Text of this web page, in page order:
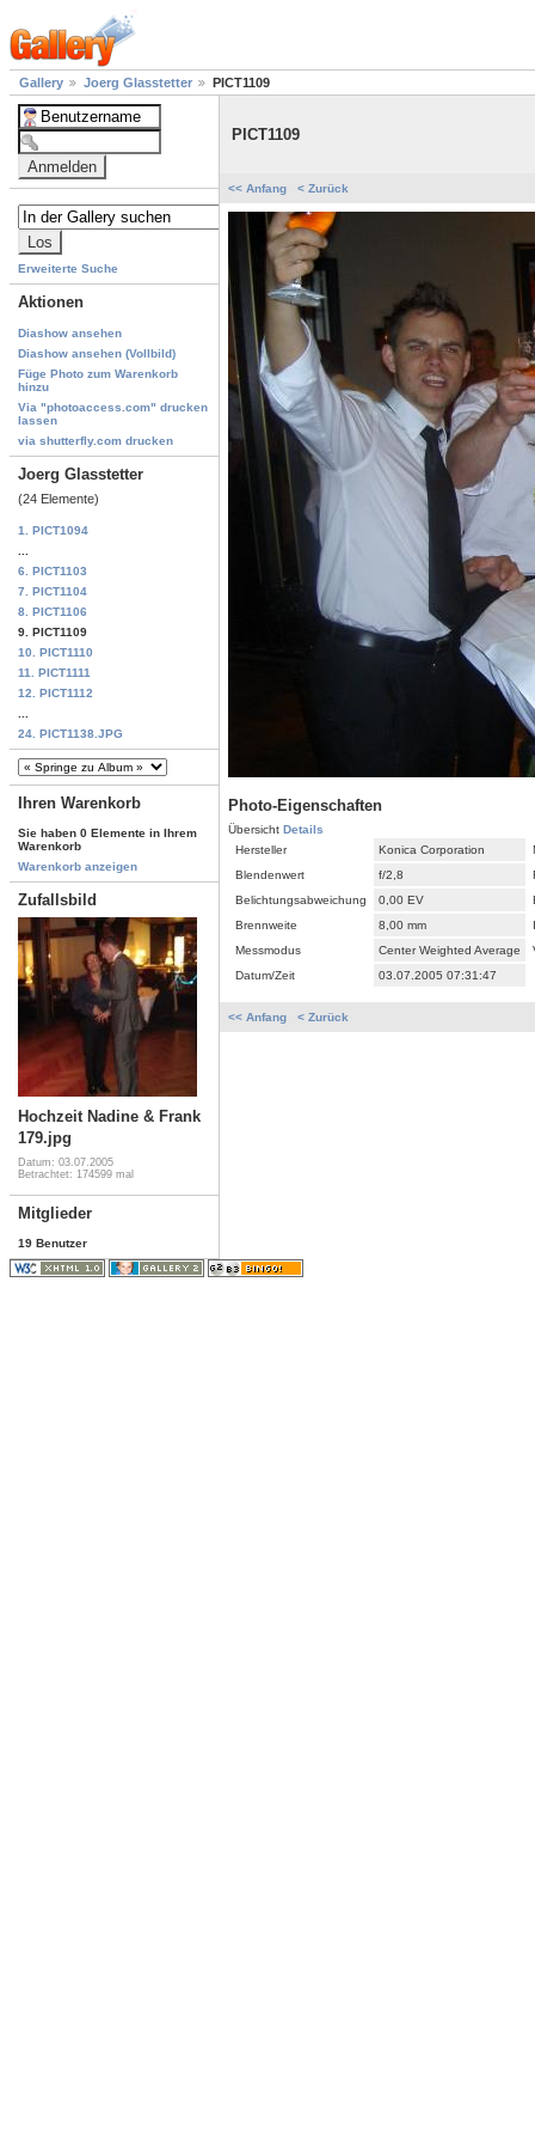
Gallery Joerg Glasstetter PICT1109
Erweiterte Suche
Aktionen
Diashow ansehen
Diashow ansehen (Vollbild)
Füge Photo zum Warenkorb
hinzu
Via "photoaccess.com" drucken
lassen
via shutterfly.com drucken
Joerg Glasstetter
(24 Elemente)
1. PICT1094
6. PICT1103
7. PICT1104
8. PICT1106
9. PICT1109
10. PICT1110
11. PICT1111
12. PICT1112
24. PICT1138.JPG
Ihren Warenkorb
Sie haben 0 Elemente in Ihrem
Warenkorb
Warenkorb anzeigen
Zufallsbild
Hochzeit Nadine & Frank
179.jpg
Datum: 03.07.2005
Betrachtet: 174599 mal
Mitglieder
19 Benutzer
PICT1109
<< Anfang < Zurück
Photo-Eigenschaften
Übersicht Details
Hersteller
Konica Corporation
Blendenwert
f/2,8
Belichtungsabweichung
0,00 EV
Brennweite
8,00 mm
Messmodus
Center Weighted Average
Datum/Zeit
03.07.2005 07:31:47
<< Anfang < Zurück